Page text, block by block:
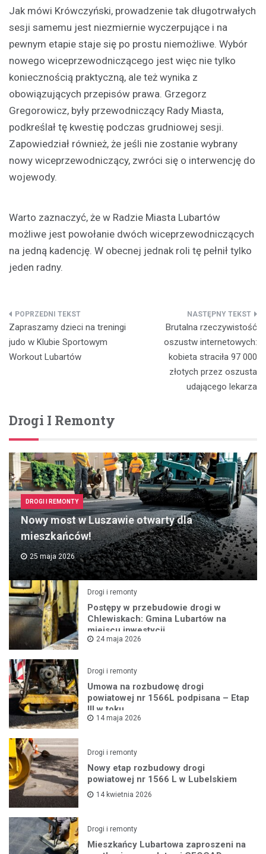
Jak mówi Krówczyński, prowadzenie tak długotrwałych
sesji samemu jest niezmiernie wyczerpujące i na
pewnym etapie staje się po prostu niemożliwe. Wybór
nowego wiceprzewodniczącego jest więc nie tylko
koniecznością praktyczną, ale też wynika z
obowiązujących przepisów prawa. Grzegorz
Gregorowicz, były przewodniczący Rady Miasta,
podkreślał tę kwestię podczas grudniowej sesji.
Zapowiedział również, że jeśli nie zostanie wybrany
nowy wiceprzewodniczący, zwróci się o interwencję do
wojewody.
Warto zaznaczyć, że w Radzie Miasta Lubartów
możliwe jest powołanie dwóch wiceprzewodniczących
na jedną kadencję. W obecnej jednak roli tę pełnił tylko
jeden radny.
Nawigacja
wpisu
Zapraszamy dzieci na treningi
judo w Klubie Sportowym
Workout Lubartów
Brutalna rzeczywistość
oszustw internetowych:
kobieta straciła 97 000
złotych przez oszusta
udającego lekarza
Drogi I Remonty
DROGI I REMONTY
Nowy most w Luszawie otwarty dla
mieszkańców!
25 maja 2026
Drogi i remonty
Postępy w przebudowie drogi w
Chlewiskach: Gmina Lubartów na
miejscu inwestycji
24 maja 2026
Drogi i remonty
Umowa na rozbudowę drogi
powiatowej nr 1566L podpisana – Etap
III w toku
14 maja 2026
Drogi i remonty
Nowy etap rozbudowy drogi
powiatowej nr 1566 L w Lubelskiem
14 kwietnia 2026
Drogi i remonty
Mieszkańcy Lubartowa zaproszeni na